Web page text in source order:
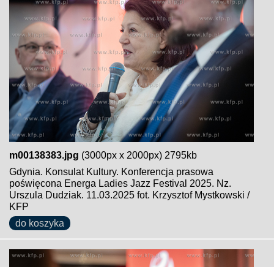
m00138383.jpg (3000px x 2000px) 2795kb
Gdynia. Konsulat Kultury. Konferencja prasowa
poświęcona Energa Ladies Jazz Festival 2025. Nz.
Urszula Dudziak. 11.03.2025 fot. Krzysztof Mystkowski /
KFP
do koszyka